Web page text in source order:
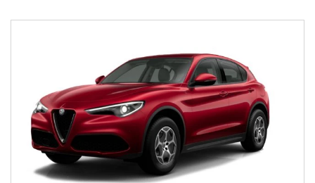
778€/mese
36 Mesi
VEDI